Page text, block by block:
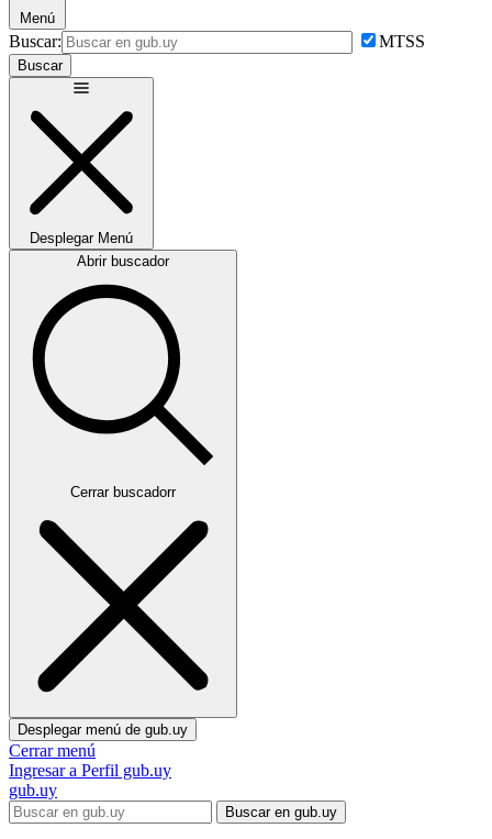
Menú
Buscar: MTSS
Buscar
Desplegar Menú
Abrir buscador
Cerrar buscadorr
Desplegar menú de gub.uy
Cerrar menú
Ingresar a Perfil gub.uy
gub.uy
Buscar en gub.uy